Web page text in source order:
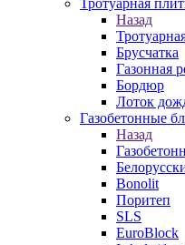
Назад
Брусчатка
Газонная
Бордюр
Лоток
Газобетонные
Назад
Bonolit
Поритеп
SLS
EuroBlock